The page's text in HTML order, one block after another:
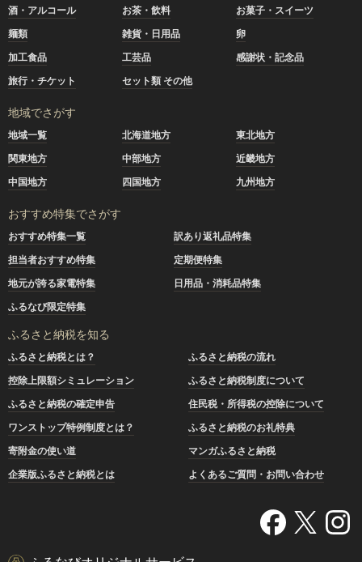
酒・アルコール
お茶・飲料
お菓子・スイーツ
麺類
雑貨・日用品
卵
加工食品
工芸品
感謝状・記念品
旅行・チケット
セット類 その他
地域でさがす
地域一覧 北海道地方
東北地方
関東地方
中部地方
近畿地方
中国地方
四国地方 九州地方
おすすめ特集でさがす
おすすめ特集一覧
訳あり返礼品特集
担当者おすすめ特集
定期便特集
地元が誇る家電特集
日用品・消耗品特集
ふるなび限定特集
ふるさと納税を知る
ふるさと納税とは？
ふるさと納税の流れ
控除上限額シミュレーション
ふるさと納税制度について
ふるさと納税の確定申告
住民税・所得税の控除について
ワンストップ特例制度とは？
ふるさと納税のお礼特典
寄附金の使い道
マンガふるさと納税
企業版ふるさと納税とは
よくあるご質問・お問い合わせ